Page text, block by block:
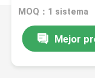
MOQ：1 sistema
Mejor